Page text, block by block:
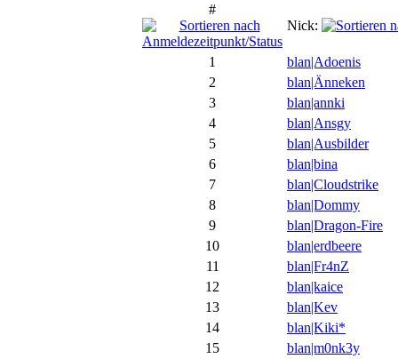
#
Nick:
1
blan|Adoenis
2
blan|Änneken
3
blan|annki
4
blan|Ansgy
5
blan|Ausbilder
6
blan|bina
7
blan|Cloudstrike
8
blan|Dommy
9
blan|Dragon-Fire
10
blan|erdbeere
11
blan|Fr4nZ
12
blan|kaice
13
blan|Kev
14
blan|Kiki*
15
blan|m0nk3y